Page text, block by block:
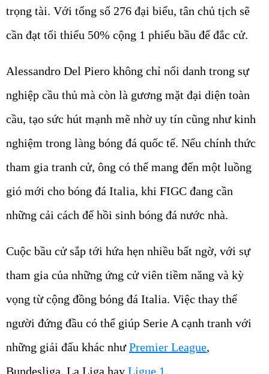
trọng tài. Với tổng số 276 đại biểu, tân chủ tịch sẽ
cần đạt tối thiểu 50% cộng 1 phiếu bầu để đắc cử.
Alessandro Del Piero không chỉ nổi danh trong sự
nghiệp cầu thủ mà còn là gương mặt đại diện toàn
cầu, tạo sức hút mạnh mẽ nhờ uy tín cũng như kinh
nghiệm trong làng bóng đá quốc tế. Nếu chính thức
tham gia tranh cử, ông có thể mang đến một luồng
gió mới cho bóng đá Italia, khi FIGC đang cần
những cải cách để hồi sinh bóng đá nước nhà.
Cuộc bầu cử sắp tới hứa hẹn nhiều bất ngờ, với sự
tham gia của những ứng cử viên tiềm năng và kỳ
vọng từ cộng đồng bóng đá Italia. Việc thay thế
người đứng đầu có thể giúp Serie A cạnh tranh với
những giải đấu khác nhưPremier League,
Bundesliga, La Liga hay Ligue 1.